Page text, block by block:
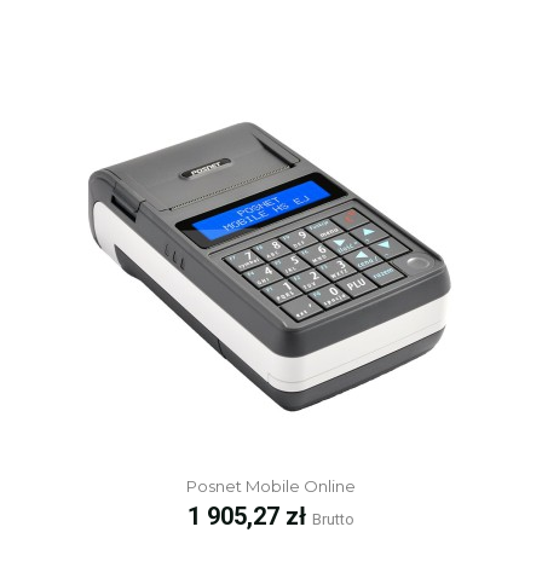
Posnet Mobile Online
Cena
1 905,27 zł Brutto